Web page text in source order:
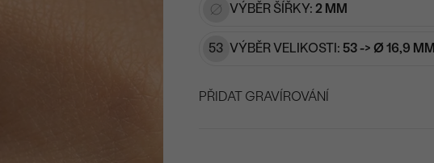
VÝBĚR ŠÍŘKY: 2 MM
53 VÝBĚR VELIKOSTI: 53 -> Ø 16,9 MM
PŘIDAT GRAVÍROVÁNÍ